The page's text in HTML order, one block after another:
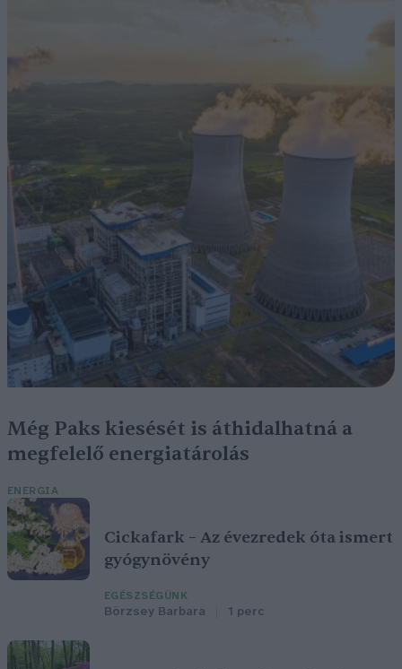
Még Paks kiesését is áthidalhatná a
megfelelő energiatárolás
ENERGIA
Cickafark – Az évezredek óta ismert
gyógynövény
EGÉSZSÉGÜNK
Börzsey Barbara 1 perc